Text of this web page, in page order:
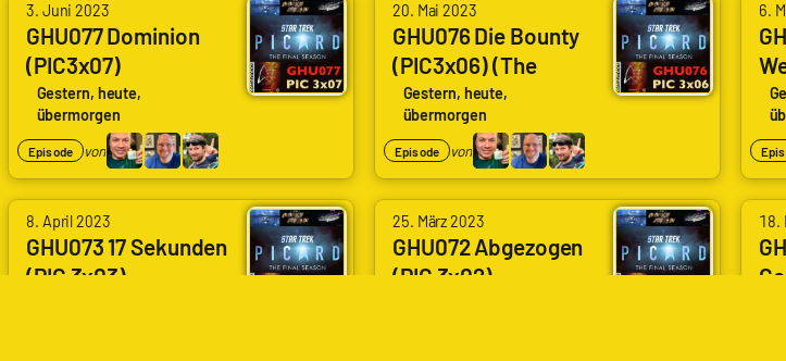
3. Juni 2023
GHU077 Dominion
(PIC3x07)
(Dominion)
Gestern, heute,
übermorgen
Episode von
20. Mai 2023
GHU076 Die Bounty
(PIC3x06) (The
Bounty)
Gestern, heute,
übermorgen
Episode von
6.
8. April 2023
GHU073 17 Sekunden
(PIC 3x03)
25. März 2023
GHU072 Abgezogen
(PIC 3x02)
18.